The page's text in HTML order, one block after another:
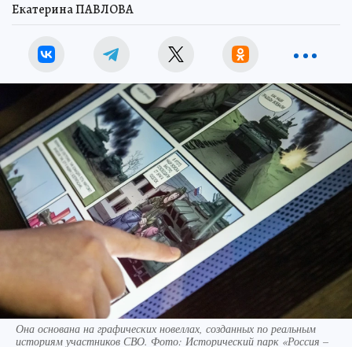
Екатерина ПАВЛОВА
Она основана на графических новеллах, созданных по реальным
историям участников СВО. Фото: Исторический парк «Россия –